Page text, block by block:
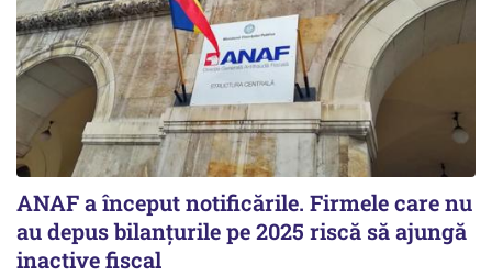
ANAF a început notificările. Firmele care nu
au depus bilanțurile pe 2025 riscă să ajungă
inactive fiscal